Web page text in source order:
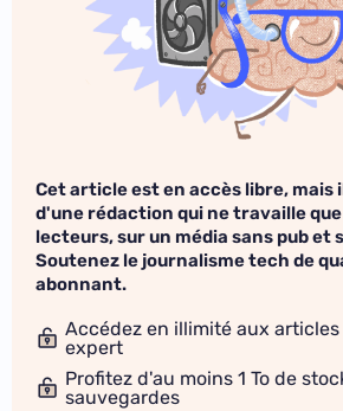
Cet article est en accès libre, mais
d'une rédaction qui ne travaille
lecteurs, sur un média sans pub et
Soutenez le journalisme tech de
abonnant.
Accédez en illimité aux
expert
Profitez d'au moins 1 To de
sauvegardes